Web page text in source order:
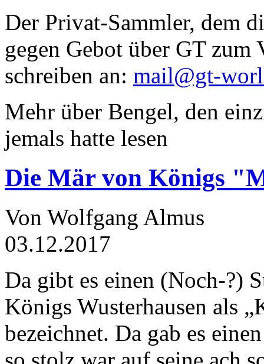
Der Privat-Sammler, dem
gegen Gebot über GT zum
schreiben an: mail@gt-
Mehr über Bengel, den
jemals hatte lesen
Die Mär von Königs
Von Wolfgang Almus
03.12.2017
Da gibt es einen (Noch-?)
Königs Wusterhausen als
bezeichnet. Da gab es